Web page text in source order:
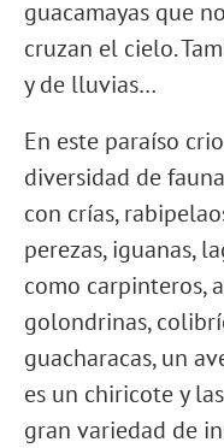
guacamayas que
cruzan el cielo.
y de lluvias…
En este paraíso
diversidad de
con crías,
perezas, iguanas,
como carpinteros,
golondrinas,
guacharacas, un
es un chiricote y
gran variedad de